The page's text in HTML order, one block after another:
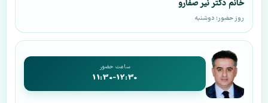
خانم دکتر نیر صفارو
روز حضور: دوشنبه
ساعت حضور
11:30-12:30